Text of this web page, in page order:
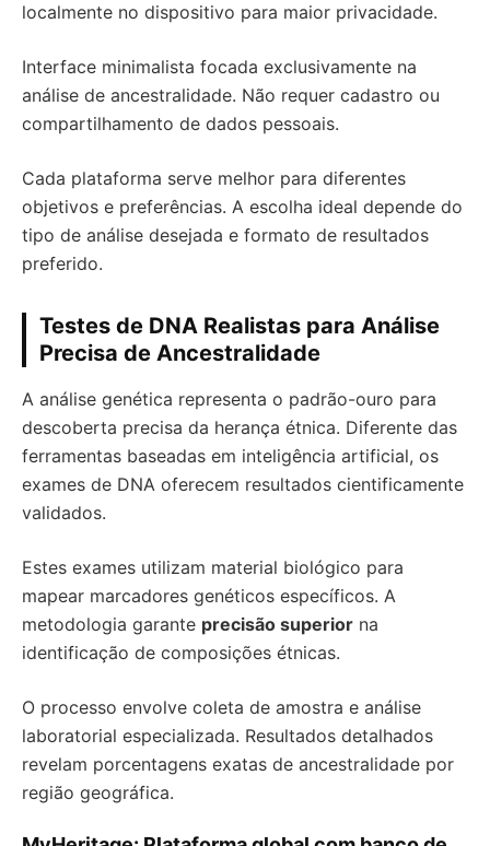
localmente no dispositivo para maior privacidade.
Interface minimalista focada exclusivamente na
análise de ancestralidade. Não requer cadastro ou
compartilhamento de dados pessoais.
Cada plataforma serve melhor para diferentes
objetivos e preferências. A escolha ideal depende do
tipo de análise desejada e formato de resultados
preferido.
Testes de DNA Realistas para Análise
Precisa de Ancestralidade
A análise genética representa o padrão-ouro para
descoberta precisa da herança étnica. Diferente das
ferramentas baseadas em inteligência artificial, os
exames de DNA oferecem resultados cientificamente
validados.
Estes exames utilizam material biológico para
mapear marcadores genéticos específicos. A
metodologia garante precisão superior na
identificação de composições étnicas.
O processo envolve coleta de amostra e análise
laboratorial especializada. Resultados detalhados
revelam porcentagens exatas de ancestralidade por
região geográfica.